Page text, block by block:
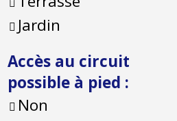
Jardin
Accès au circuit
possible à pied :
Non